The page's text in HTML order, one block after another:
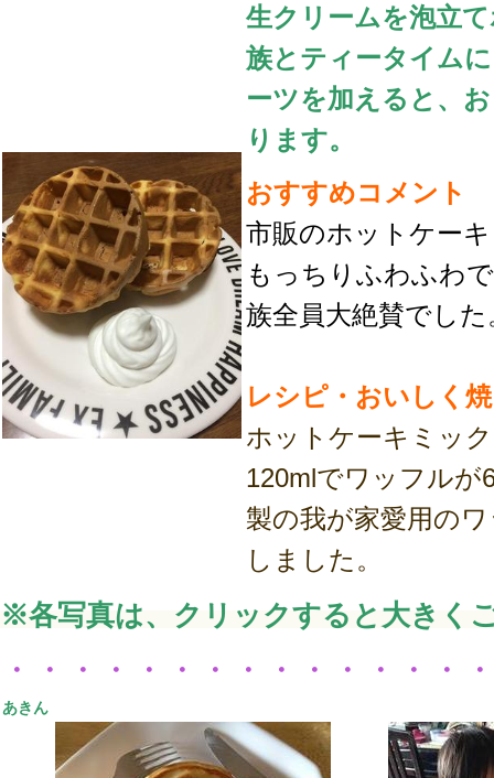
生クリームを泡立
族とティータイム
ーツを加えると、
ります。
おすすめコメント
市販のホットケー
もっちりふわふわ
族全員大絶賛でした
レシピ・おいしく
ホットケーキミッ
120mlでワッフルが
製の我が家愛用の
しました。
※各写真は、クリックすると大きく
・・・・・・・・・・・・・・
あきん